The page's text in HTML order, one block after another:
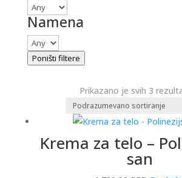
Namena
Poništi filtere
Prikazano je svih 3
Krema za telo –
san